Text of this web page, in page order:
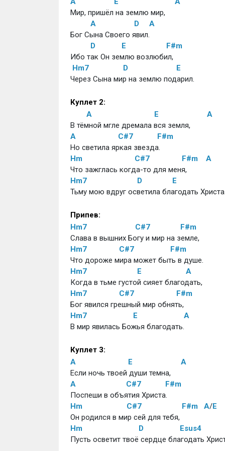
Мир, пришёл на землю мир,
A
D
A
Бог Сына Своего явил.
D
E
F#m
Ибо так Он землю возлюбил,
Hm7
D
E
Через Сына мир на землю подарил.
Куплет 2:
A
E
A
В тёмной мгле дремала вся земля,
A
C#7
F#m
Но светила яркая звезда.
Hm
C#7 F#m
A
Что зажглась когда-то для меня,
Hm7
D
E
Тьму мою вдруг осветила благодать
Припев:
Hm7
C#7
F#m
Слава в вышних Богу и мир на земле,
Hm7
C#7
F#m
Что дороже мира может быть в душе.
Hm7
E
A
Когда в тьме густой сияет благодать,
Hm7
C#7
F#m
Бог явился грешный мир обнять,
Hm7
E
A
В мир явилась Божья благодать.
Куплет 3:
A
E
A
Если ночь твоей души темна,
A
C#7
F#m
Поспеши в объятия Христа.
Hm
C#7 F#m A/E
Он родился в мир сей для тебя,
Hm
D
Esus4
Пусть осветит твоё сердце благодать